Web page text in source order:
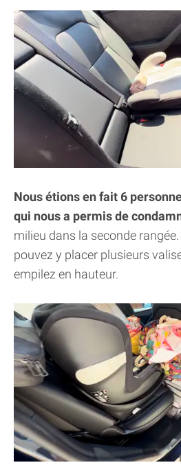
Nous étions en fait 6
qui nous a permis de
milieu dans la seconde
pouvez y placer plusieurs
empilez en hauteur.